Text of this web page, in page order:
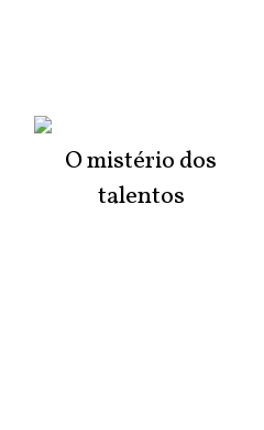
O mistério dos
talentos